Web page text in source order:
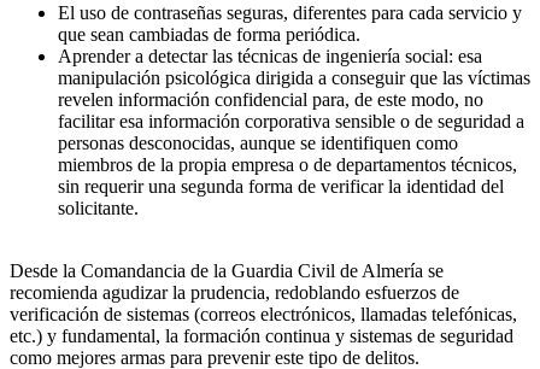
El uso de contraseñas seguras, diferentes para cada servicio y
que sean cambiadas de forma periódica.
Aprender a detectar las técnicas de ingeniería social: esa
manipulación psicológica dirigida a conseguir que las víctimas
revelen información confidencial para, de este modo, no
facilitar esa información corporativa sensible o de seguridad a
personas desconocidas, aunque se identifiquen como
miembros de la propia empresa o de departamentos técnicos,
sin requerir una segunda forma de verificar la identidad del
solicitante.
Desde la Comandancia de la Guardia Civil de Almería se
recomienda agudizar la prudencia, redoblando esfuerzos de
verificación de sistemas (correos electrónicos, llamadas telefónicas,
etc.) y fundamental, la formación continua y sistemas de seguridad
como mejores armas para prevenir este tipo de delitos.